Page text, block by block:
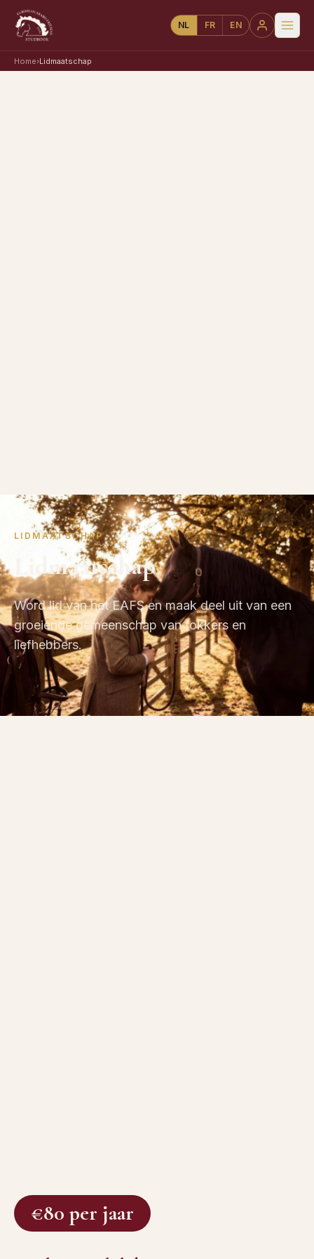
NL FR EN
Home›Lidmaatschap
LIDMAATSCHAP
Lidmaatschap
Word lid van het EAFS en maak deel uit van een
groeiende gemeenschap van fokkers en
liefhebbers.
€80 per jaar